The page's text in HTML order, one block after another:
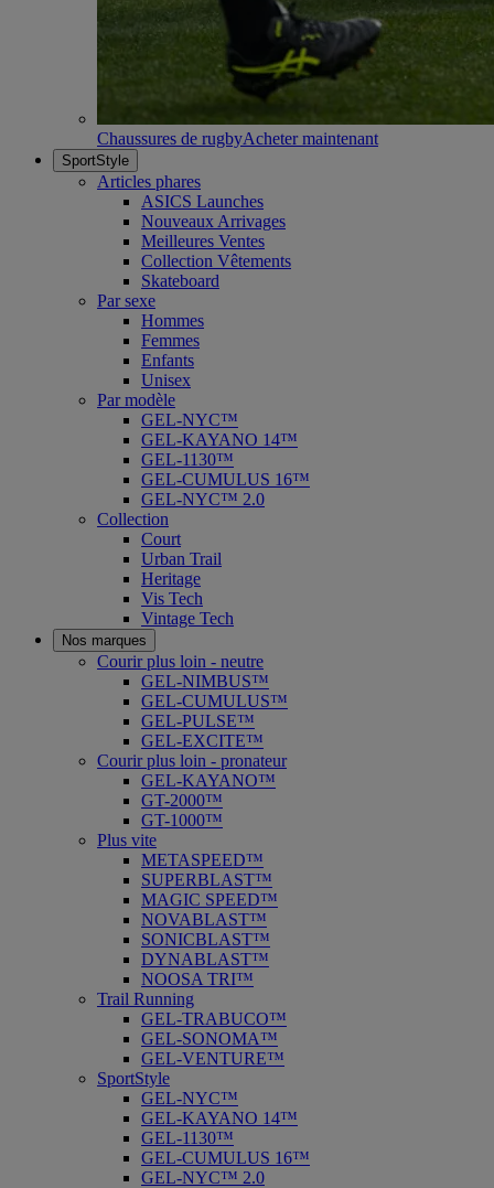
Chaussures de rugbyAcheter maintenant
SportStyle
Articles phares
ASICS Launches
Nouveaux Arrivages
Meilleures Ventes
Collection Vêtements
Skateboard
Par sexe
Hommes
Femmes
Enfants
Unisex
Par modèle
GEL-NYC™
GEL-KAYANO 14™
GEL-1130™
GEL-CUMULUS 16™
GEL-NYC™ 2.0
Collection
Court
Urban Trail
Heritage
Vis Tech
Vintage Tech
Nos marques
Courir plus loin - neutre
GEL-NIMBUS™
GEL-CUMULUS™
GEL-PULSE™
GEL-EXCITE™
Courir plus loin - pronateur
GEL-KAYANO™
GT-2000™
GT-1000™
Plus vite
METASPEED™
SUPERBLAST™
MAGIC SPEED™
NOVABLAST™
SONICBLAST™
DYNABLAST™
NOOSA TRI™
Trail Running
GEL-TRABUCO™
GEL-SONOMA™
GEL-VENTURE™
SportStyle
GEL-NYC™
GEL-KAYANO 14™
GEL-1130™
GEL-CUMULUS 16™
GEL-NYC™ 2.0